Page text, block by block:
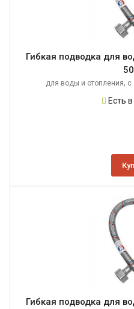
Гибкая подводка для
для воды и отопления, с
Есть
Гибкая подводка для